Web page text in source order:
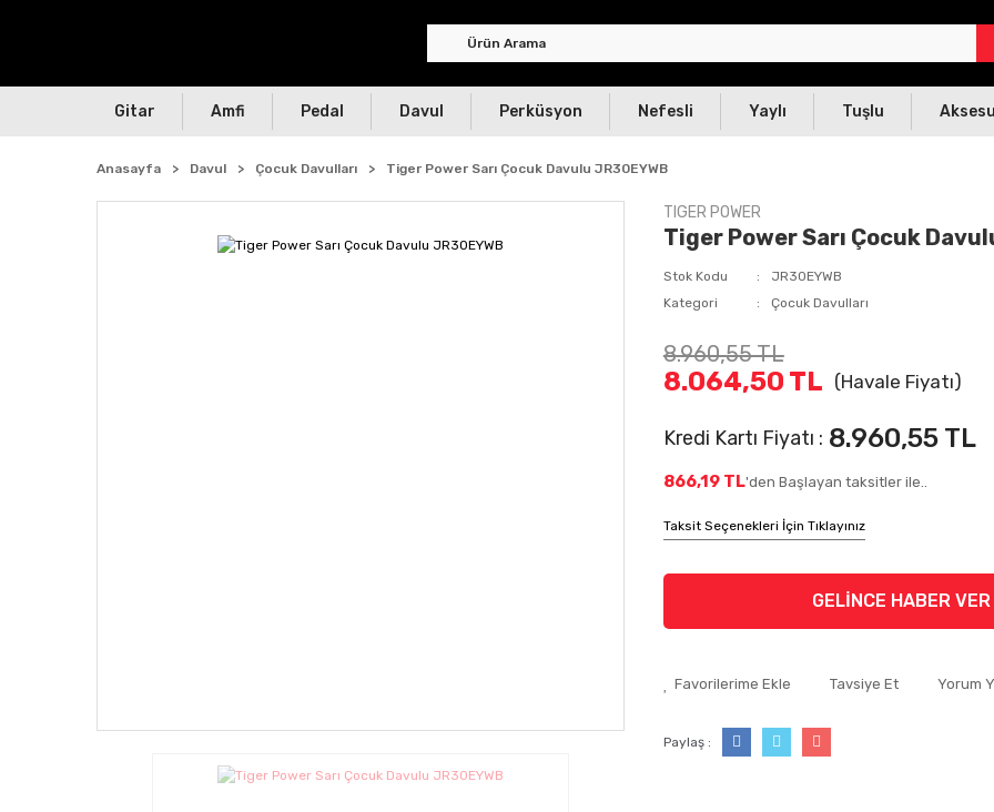
Gitar Amfi Pedal Davul Perküsyon Nefesli Yaylı Tuşlu
Anasayfa Davul Çocuk Davulları Tiger Power Sarı Çocuk Davulu JR30EYWB
TIGER POWER
Tiger Power Sarı Çocuk
Stok Kodu
JR30EYWB
Kategori
Çocuk Davulları
8.960,55 TL
8.064,50 TL (Havale Fiyatı)
Kredi Kartı Fiyatı : 8.960,55 TL
866,19 TL'den Başlayan taksitler ile..
Taksit Seçenekleri İçin Tıklayınız
GELİNCE HABER VER
Tavsiye Et Yorum
Paylaş :